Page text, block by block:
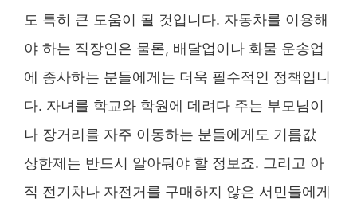
도 특히 큰 도움이 될 것입니다. 자동차를 이용해
야 하는 직장인은 물론, 배달업이나 화물 운송업
에 종사하는 분들에게는 더욱 필수적인 정책입니
다. 자녀를 학교와 학원에 데려다 주는 부모님이
나 장거리를 자주 이동하는 분들에게도 기름값
상한제는 반드시 알아둬야 할 정보죠. 그리고 아
직 전기차나 자전거를 구매하지 않은 서민들에게